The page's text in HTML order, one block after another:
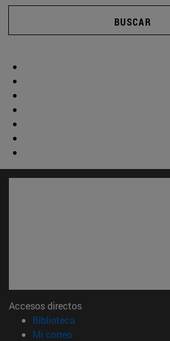
BUSCAR
Accesos directos
Biblioteca
Mi correo(abre en nueva ventana)